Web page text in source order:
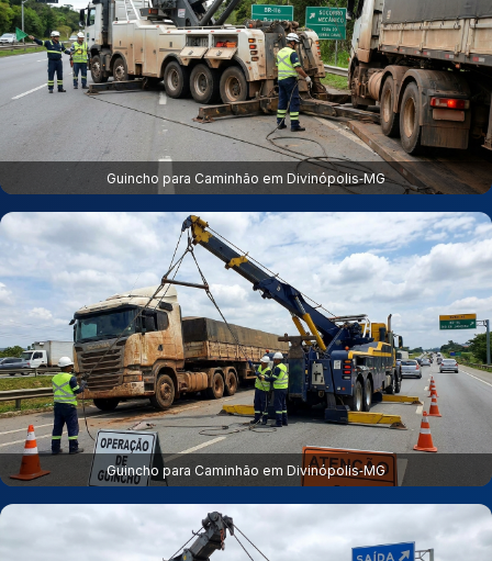
Guincho para Caminhão em Divinópolis‑MG
Guincho para Caminhão em Divinópolis‑MG